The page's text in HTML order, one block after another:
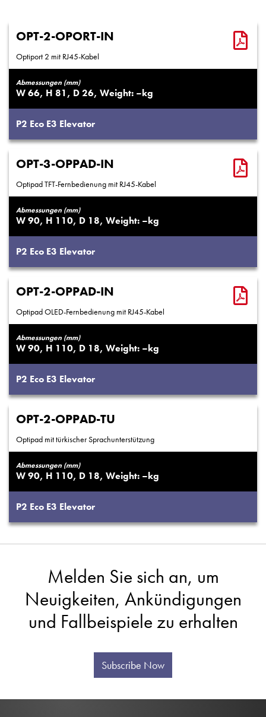
OPT-2-OPORT-IN
Optiport 2 mit RJ45-Kabel
Abmessungen (mm)
66 81 26 –
P2 Eco E3 Elevator
OPT-3-OPPAD-IN
Optipad TFT-Fernbedienung mit RJ45-Kabel
Abmessungen (mm)
90 110 18 –
P2 Eco E3 Elevator
OPT-2-OPPAD-IN
Optipad OLED-Fernbedienung mit RJ45-Kabel
Abmessungen (mm)
90 110 18 –
P2 Eco E3 Elevator
OPT-2-OPPAD-TU
Optipad mit türkischer Sprachunterstützung
Abmessungen (mm)
90 110 18 –
P2 Eco E3 Elevator
Melden Sie sich an, um
Neuigkeiten, Ankündigungen
und Fallbeispiele zu erhalten
Subscribe Now